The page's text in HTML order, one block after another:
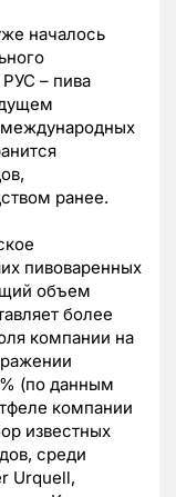
началось
– пива
международных
ранее.
пивоваренных
объем
более
компании на
(по данным
компании
известных
среди
Urquell,